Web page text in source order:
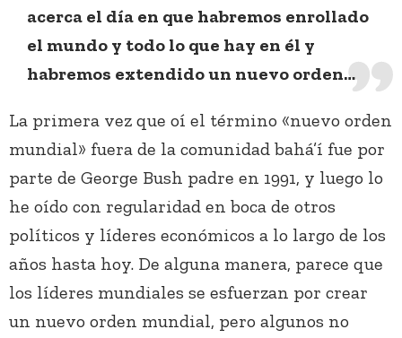
acerca el día en que habremos enrollado
el mundo y todo lo que hay en él y
habremos extendido un nuevo orden…
La primera vez que oí el término «nuevo orden
mundial» fuera de la comunidad bahá’í fue por
parte de George Bush padre en 1991, y luego lo
he oído con regularidad en boca de otros
políticos y líderes económicos a lo largo de los
años hasta hoy. De alguna manera, parece que
los líderes mundiales se esfuerzan por crear
un nuevo orden mundial, pero algunos no